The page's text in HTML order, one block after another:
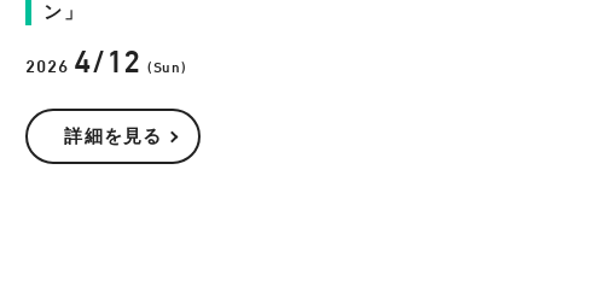
ン」
2026 4/12 (Sun)
詳細を見る